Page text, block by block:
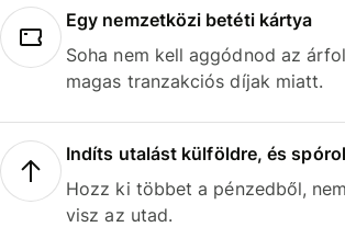
Egy nemzetközi betéti kártya
Soha nem kell aggódnod az
magas tranzakciós díjak miatt.
Indíts utalást külföldre, és
Hozz ki többet a pénzedből,
visz az utad.